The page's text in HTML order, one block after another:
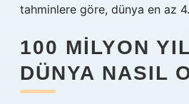
tahminlere göre, dünya en az
100 MILYON
DÜNYA NASIL